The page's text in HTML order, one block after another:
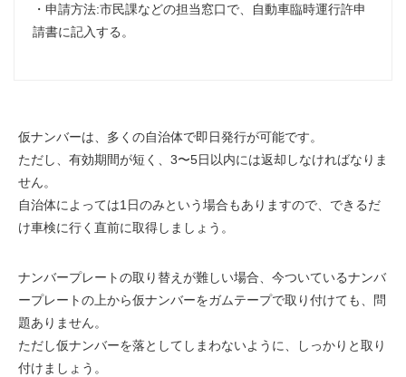
・申請方法:市民課などの担当窓口で、
自動車臨時運行許申
請書に記入する。
仮ナンバーは、多くの自治体で即日発行が可能です。
ただし、有効期間が短く、 3〜5日以内には返却 しなければなりま
せん。
自治体によっては1日のみという場合もありますので、できるだ
け車検に行く直前に取得しましょう。
ナンバープレートの取り替えが難しい場合、今ついているナンバ
ープレートの上から仮ナンバーをガムテープで取り付けても、問
題ありません。
ただし仮ナンバーを落としてしまわないように、しっかりと取り
付けましょう。